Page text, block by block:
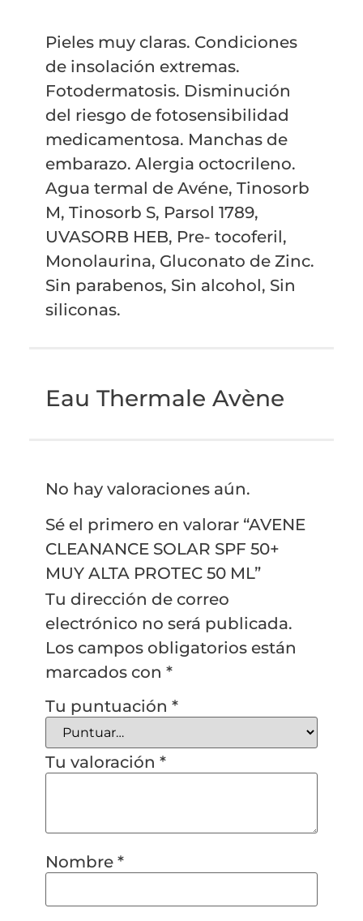
Pieles muy claras. Condiciones
de insolación extremas.
Fotodermatosis. Disminución
del riesgo de fotosensibilidad
medicamentosa. Manchas de
embarazo. Alergia octocrileno.
Agua termal de Avéne, Tinosorb
M, Tinosorb S, Parsol 1789,
UVASORB HEB, Pre- tocoferil,
Monolaurina, Gluconato de Zinc.
Sin parabenos, Sin alcohol, Sin
siliconas.
Eau Thermale Avène
No hay valoraciones aún.
Sé el primero en valorar “AVENE
CLEANANCE SOLAR SPF 50+
MUY ALTA PROTEC 50 ML”
Tu dirección de correo
electrónico no será publicada.
Los campos obligatorios están
marcados con *
Tu puntuación *
Tu valoración *
Nombre *